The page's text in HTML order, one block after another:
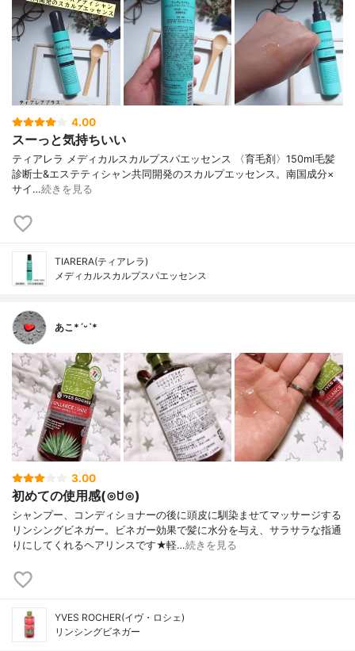
4.00
スーっと気持ちいい
ティアレラ メディカルスカルプスパエッセンス 〈育毛剤〉150ml 毛髪
診断士&エステティシャン共同開発のスカルプエッセンス。 南国成分×
サイ…続きを見る
TIARERA(ティアレラ)
メディカルスカルプスパエッセンス
あこ*ˊᵕˋ*
3.00
初めての使用感(⊙ꇴ⊙)
シャンプー、コンディショナーの後に頭皮に馴染ませてマッサージする
リンシングビネガー。ビネガー効果で髪に水分を与え、サラサラな指通
りにしてくれるヘアリンスです★軽…続きを見る
YVES ROCHER(イヴ・ロシェ)
リンシングビネガー